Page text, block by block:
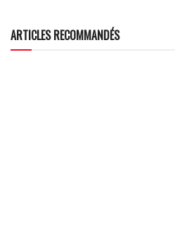
ARTICLES RECOMMANDÉS